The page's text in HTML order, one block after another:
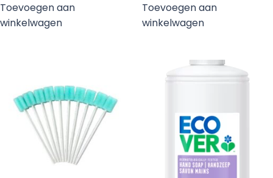
Toevoegen aan
winkelwagen
Toevoegen aan
winkelwagen